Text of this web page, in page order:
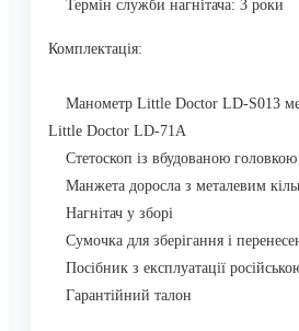
Термін служби нагнітача: 3 роки
Комплектація:
Манометр Little Doctor LD-S013
Little Doctor LD-71A
Стетоскоп із вбудованою
Манжета доросла з металевим
Нагнітач у зборі
Сумочка для зберігання і
Посібник з експлуатації
Гарантійний талон